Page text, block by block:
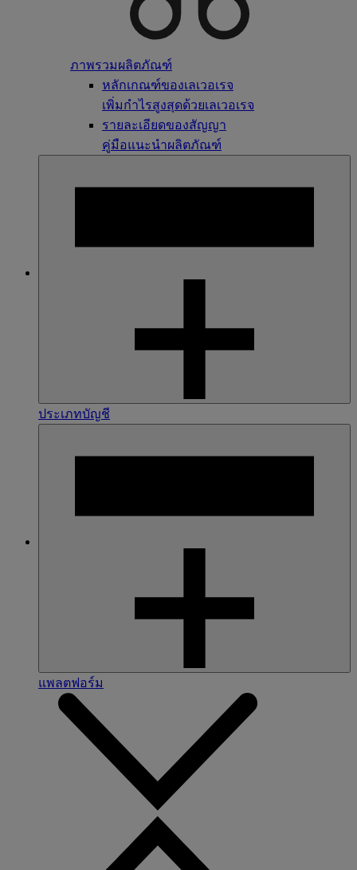
ภาพรวมผลิตภัณฑ์
หลักเกณฑ์ของเลเวอเรจ
เพิ่มกำไรสูงสุดด้วยเลเวอเรจ
รายละเอียดของสัญญา
คู่มือแนะนำผลิตภัณฑ์
ประเภทบัญชี
แพลตฟอร์ม